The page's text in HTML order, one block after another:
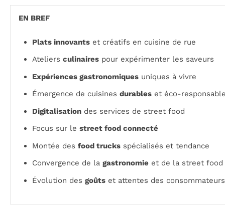
EN BREF
Plats innovants et créatifs en cuisine de rue
Ateliers culinaires pour expérimenter les saveurs
Expériences gastronomiques uniques à vivre
Émergence de cuisines durables et éco-
Digitalisation des services de street food
Focus sur le street food connecté
Montée des food trucks spécialisés et tendance
Convergence de la gastronomie et de la street food
Évolution des goûts et attentes des consommateurs